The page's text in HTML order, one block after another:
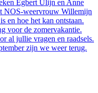
Egbert Ulijn en Anne
NOS-weervrouw Willemijn
en hoe het kan ontstaan.
voor de zomervakantie.
al jullie vragen en raadsels.
zijn we weer terug.